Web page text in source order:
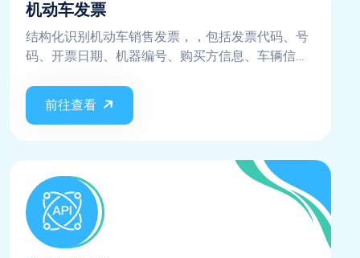
机动车发票
结构化识别机动车销售发票，，包括发票代码、号
码、开票日期、机器编号、购买方信息、车辆信
率、税额、不含税价格等
前往查看